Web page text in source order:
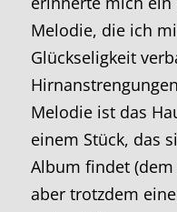
Melodie, die ich
Glückseligkeit
Melodie ist das
einem Stück, das
Album findet (dem
aber trotzdem